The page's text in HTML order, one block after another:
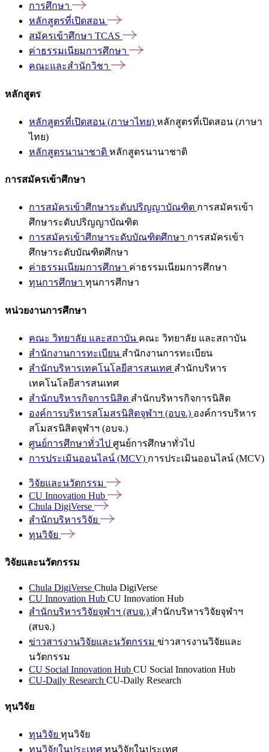
การศึกษา
หลักสูตรที่เปิดสอน
สมัครเข้าศึกษา TCAS
ค่าธรรมเนียมการศึกษา
คณะและสำนักวิชา
หลักสูตร
หลักสูตรที่เปิดสอน (ภาษาไทย) หลักสูตรที่เปิดสอน (ภาษา
ไทย)
หลักสูตรนานาชาติ หลักสูตรนานาชาติ
การสมัครเข้าศึกษา
การสมัครเข้าศึกษาระดับปริญญาบัณฑิต การสมัครเข้า
ศึกษาระดับปริญญาบัณฑิต
การสมัครเข้าศึกษาระดับบัณฑิตศึกษา การสมัครเข้า
ศึกษาระดับบัณฑิตศึกษา
ค่าธรรมเนียมการศึกษา ค่าธรรมเนียมการศึกษา
ทุนการศึกษา ทุนการศึกษา
หน่วยงานการศึกษา
คณะ วิทยาลัย และสถาบัน คณะ วิทยาลัย และสถาบัน
สำนักงานการทะเบียน สำนักงานการทะเบียน
สำนักบริหารเทคโนโลยีสารสนเทศ สำนักบริหาร
เทคโนโลยีสารสนเทศ
สำนักบริหารกิจการนิสิต สำนักบริหารกิจการนิสิต
องค์การบริหารสโมสรนิสิตจุฬาฯ (อบจ.) องค์การบริหาร
สโมสรนิสิตจุฬาฯ (อบจ.)
ศูนย์การศึกษาทั่วไป ศูนย์การศึกษาทั่วไป
การประเมินออนไลน์ (MCV) การประเมินออนไลน์ (MCV)
วิจัยและนวัตกรรม
CU Innovation Hub
Chula DigiVerse
สำนักบริหารวิจัย
ทุนวิจัย
วิจัยและนวัตกรรม
Chula DigiVerse Chula DigiVerse
CU Innovation Hub CU Innovation Hub
สำนักบริหารวิจัยจุฬาฯ (สบจ.) สำนักบริหารวิจัยจุฬาฯ
(สบจ.)
ข่าวสารงานวิจัยและนวัตกรรม ข่าวสารงานวิจัยและ
นวัตกรรม
CU Social Innovation Hub CU Social Innovation Hub
CU-Daily Research CU-Daily Research
ทุนวิจัย
ทุนวิจัย ทุนวิจัย
ทุนวิจัยในประเทศ ทุนวิจัยในประเทศ